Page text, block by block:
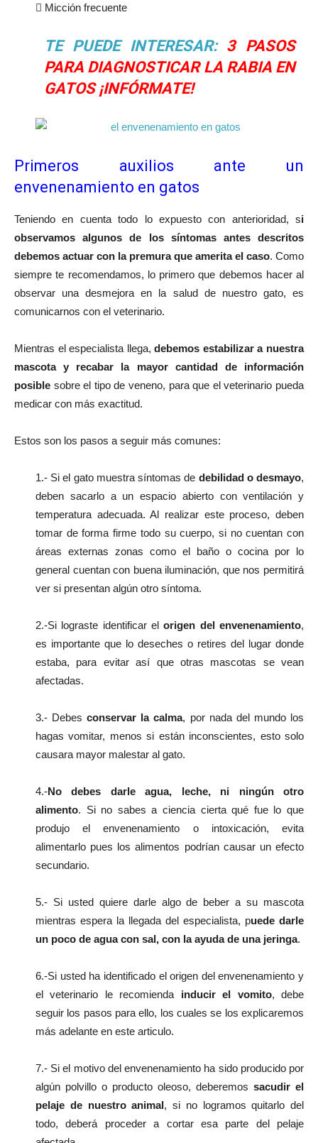
 Micción frecuente
TE PUEDE INTERESAR: 3 PASOS
PARA DIAGNOSTICAR LA RABIA EN
GATOS ¡INFÓRMATE!
Primeros auxilios ante un
envenenamiento en gatos
Teniendo en cuenta todo lo expuesto con anterioridad, si
observamos algunos de los síntomas antes descritos
debemos actuar con la premura que amerita el caso. Como
siempre te recomendamos, lo primero que debemos hacer al
observar una desmejora en la salud de nuestro gato, es
comunicarnos con el veterinario.
Mientras el especialista llega,debemos estabilizar a nuestra
mascota y recabar la mayor cantidad de información
posible sobre el tipo de veneno, para que el veterinario pueda
medicar con más exactitud.
Estos son los pasos a seguir más comunes:
1.- Si el gato muestra síntomas de debilidad o desmayo,
deben sacarlo a un espacio abierto con ventilación y
temperatura adecuada. Al realizar este proceso, deben
tomar de forma firme todo su cuerpo, si no cuentan con
áreas externas zonas como el baño o cocina por lo
general cuentan con buena iluminación, que nos permitirá
ver si presentan algún otro síntoma.
2.-Si lograste identificar elorigen del envenenamiento,
es importante que lo deseches o retires del lugar donde
estaba, para evitar así que otras mascotas se vean
afectadas.
3.- Debes conservar la calma, por nada del mundo los
hagas vomitar, menos si están inconscientes, esto solo
causara mayor malestar al gato.
4.-No debes darle agua, leche, ni ningún otro
alimento. Si no sabes a ciencia cierta qué fue lo que
produjo el envenenamiento o intoxicación, evita
alimentarlo pues los alimentos podrían causar un efecto
secundario.
5.- Si usted quiere darle algo de beber a su mascota
mientras espera la llegada del especialista, puede darle
un poco de agua con sal, con la ayuda de una jeringa.
6.-Si usted ha identificado el origen del envenenamiento y
el veterinario le recomienda inducir el vomito, debe
seguir los pasos para ello, los cuales se los explicaremos
más adelante en este articulo.
7.- Si el motivo del envenenamiento ha sido producido por
algún polvillo o producto oleoso, deberemos sacudir el
pelaje de nuestro animal, si no logramos quitarlo del
todo, deberá proceder a cortar esa parte del pelaje